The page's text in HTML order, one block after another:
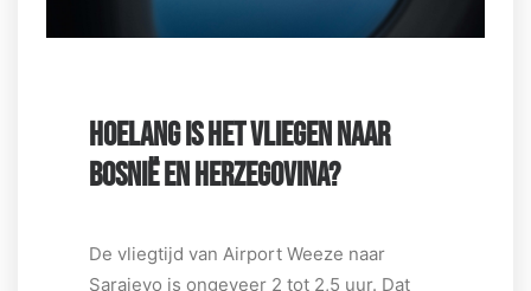
HOELANG IS HET VLIEGEN NAAR
BOSNIË EN HERZEGOVINA?
De vliegtijd van Airport Weeze naar
Sarajevo is ongeveer 2 tot 2,5 uur. Dat